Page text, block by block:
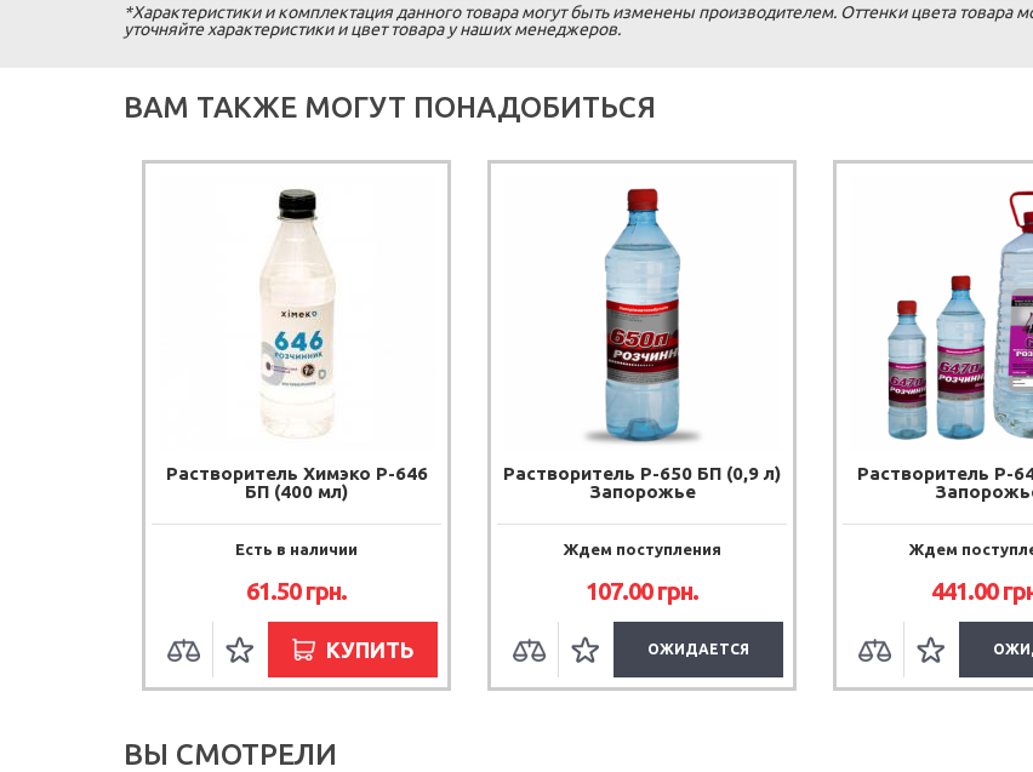
*Характеристики и комплектация данного товара могут быть изменены производителем. Оттенки цвета товара
уточняйте характеристики и цвет товара у наших менеджеров.
ВАМ ТАКЖЕ МОГУТ ПОНАДОБИТЬСЯ
Растворитель Химэко Р-646
БП (400 мл)
Есть в наличии
61.50грн.
КУПИТЬ
Растворитель Р-650 БП (0,9 л)
Запорожье
Ждем поступления
107.00грн.
ОЖИДАЕТСЯ
Растворитель Р-
Ждем
441.00
ВЫ СМОТРЕЛИ